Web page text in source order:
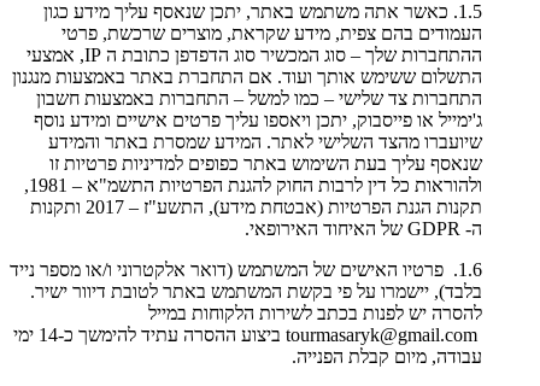
1.5. כאשר אתה משתמש באתר, יתכן שנאסף עליך מידע כגון
העמודים בהם צפית, מידע שקראת, מוצרים שרכשת, פרטי
ההתחברות שלך – סוג המכשיר סוג הדפדפן כתובת ה IP, אמצעי
התשלום ששימש אותך ועוד. אם התחברת באתר באמצעות מנגנון
התחברות צד שלישי – כמו למשל – התחברות באמצעות חשבון
ג'ימייל או פייסבוק, יתכן ויאספו עליך פרטים אישיים ומידע נוסף
שיועברו מהצד השלישי לאתר. המידע שמסרת באתר והמידע
שנאסף עליך בעת השימוש באתר כפופים למדיניות פרטיות זו
ולהוראות כל דין לרבות החוק להגנת הפרטיות התשמ"א – 1981,
תקנות הגנת הפרטיות (אבטחת מידע), התשע"ז – 2017 ותקנות
ה- GDPR של האיחוד האירופאי.
1.6. פרטיו האישים של המשתמש (דואר אלקטרוני ו/או מספר נייד
בלבד), יישמרו על פי בקשת המשתמש באתר לטובת דיוור ישיר.
להסרה יש לפנות בכתב לשירות הלקוחות במייל
tourmasaryk@gmail.com ביצוע ההסרה עתיד להימשך כ-14 ימי
עבודה, מיום קבלת הפנייה.